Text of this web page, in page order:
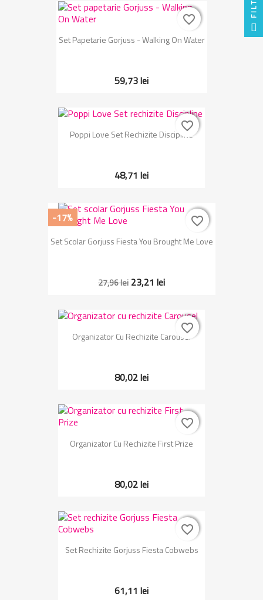
Set Papetarie Gorjuss - Walking On Water
59,73 lei
favorite_border
favorite_border
Poppi Love Set Rechizite Discipline
48,71 lei
favorite_border
favorite_border
Set Scolar Gorjuss Fiesta You Brought Me Love
27,96 lei 23,21 lei
-17% favorite_border
favorite_border
Organizator Cu Rechizite Carousel
80,02 lei
favorite_border
favorite_border
Organizator Cu Rechizite First Prize
80,02 lei
favorite_border
favorite_border
Set Rechizite Gorjuss Fiesta Cobwebs
61,11 lei
favorite_border
favorite_border